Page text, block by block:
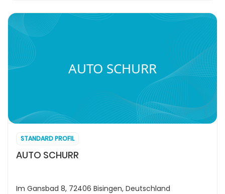
AUTO SCHURR
STANDARD PROFIL
AUTO SCHURR
Im Gansbad 8, 72406 Bisingen, Deutschland